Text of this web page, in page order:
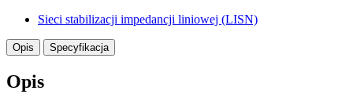
Sieci stabilizacji impedancji liniowej (LISN)
Opis Specyfikacja
Opis